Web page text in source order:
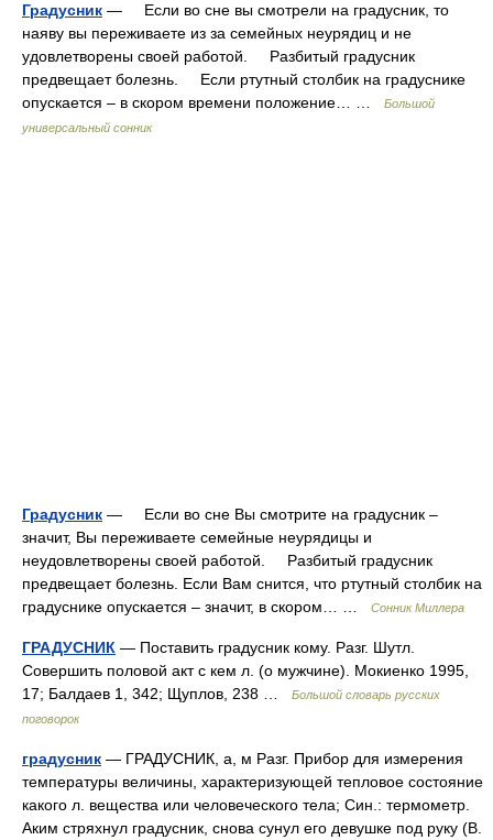
Градусник — Если во сне вы смотрели на градусник, то
наяву вы переживаете из за семейных неурядиц и не
удовлетворены своей работой. Разбитый градусник
предвещает болезнь. Если ртутный столбик на градуснике
опускается – в скором времени положение… …
Большой
универсальный сонник
Градусник — Если во сне Вы смотрите на градусник –
значит, Вы переживаете семейные неурядицы и
неудовлетворены своей работой. Разбитый градусник
предвещает болезнь. Если Вам снится, что ртутный столбик на
градуснике опускается – значит, в скором… …
Сонник Миллера
ГРАДУСНИК — Поставить градусник кому. Разг. Шутл.
Совершить половой акт с кем л. (о мужчине). Мокиенко 1995,
17; Балдаев 1, 342; Щуплов, 238 …
Большой словарь русских
поговорок
градусник — ГРАДУСНИК, а, м Разг. Прибор для измерения
температуры величины, характеризующей тепловое состояние
какого л. вещества или человеческого тела; Син.: термометр.
Аким стряхнул градусник, снова сунул его девушке под руку (В.